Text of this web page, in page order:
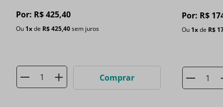
Por: R$425,40
Ou 1xde R$425,40sem juros
Comprar
Por: R$
Ou 1xde R$